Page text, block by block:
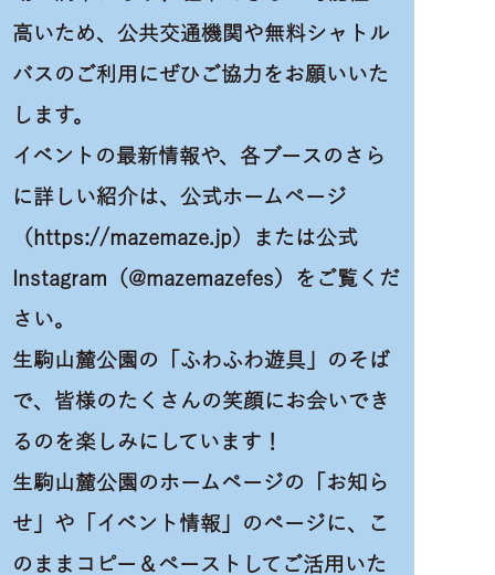
高いため、公共交通機関や無料シャトル
バスのご利用にぜひご協力をお願いいた
します。
イベントの最新情報や、各ブースのさら
に詳しい紹介は、公式ホームページ
（ https://mazemaze.jp）または公式
Instagram（@mazemazefes）をご覧くだ
さい。
生駒山麓公園の「ふわふわ遊具」のそば
で、皆様のたくさんの笑顔にお会いでき
るのを楽しみにしています！
生駒山麓公園のホームページの「お知ら
せ」や「イベント情報」のページに、こ
のままコピー＆ペーストしてご活用いた